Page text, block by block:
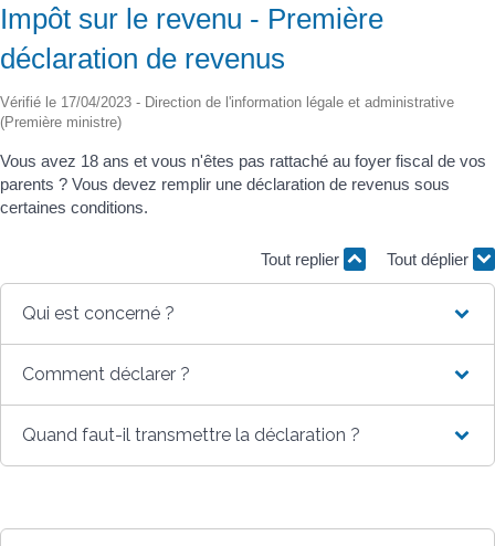
Impôt sur le revenu - Première
déclaration de revenus
Vérifié le 17/04/2023 - Direction de l'information légale et administrative
(Première ministre)
Vous avez 18 ans et vous n'êtes pas rattaché au foyer fiscal de vos
parents ? Vous devez remplir une déclaration de revenus sous
certaines conditions.
Tout replier Tout déplier
Qui est concerné ?
Comment déclarer ?
Quand faut-il transmettre la déclaration ?